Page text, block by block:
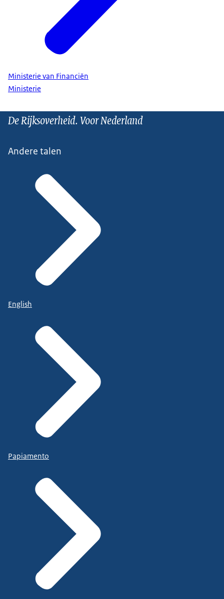
Ministerie van Financiën
Ministerie
De Rijksoverheid. Voor Nederland
Andere talen
English
Papiamento